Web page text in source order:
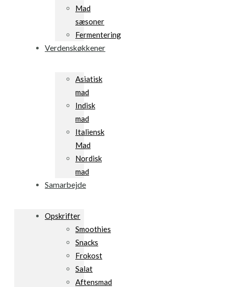
Mad
sæsoner
Fermentering
Verdenskøkkener
Asiatisk
mad
Indisk
mad
Italiensk
Mad
Nordisk
mad
Samarbejde
Opskrifter
Smoothies
Snacks
Frokost
Salat
Aftensmad